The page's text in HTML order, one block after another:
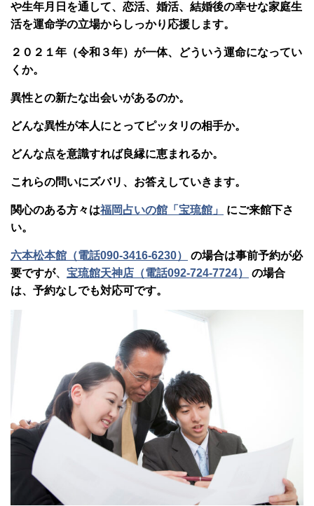
や生年月日を通して、恋活、婚活、結婚後の幸せな家庭生
活を運命学の立場からしっかり応援します。
２０２１年（令和３年）が一体、どういう運命になってい
くか。
異性との新たな出会いがあるのか。
どんな異性が本人にとってピッタリの相手か。
どんな点を意識すれば良縁に恵まれるか。
これらの問いにズバリ、お答えしていきます。
関心のある方々は福岡占いの館「宝琉館」
にご来館下さ
い。
六本松本館（電話090-3416-6230）
の場合は事前予約が必
要ですが、 宝琉館天神店（電話092-724-7724）
の場合
は、予約なしでも対応可です。